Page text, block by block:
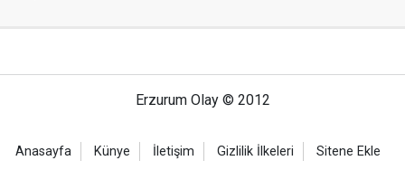
Erzurum Olay © 2012
Anasayfa Künye İletişim Gizlilik İlkeleri Sitene Ekle